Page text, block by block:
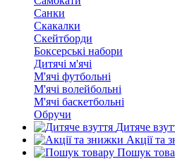
Санки
Скакалки
Скейтборди
Боксерські набори
Дитячі м'ячі
М'ячі футбольні
М'ячі волейбольні
М'ячі баскетбольні
Обручи
Дитяче
Акції та
Пошук